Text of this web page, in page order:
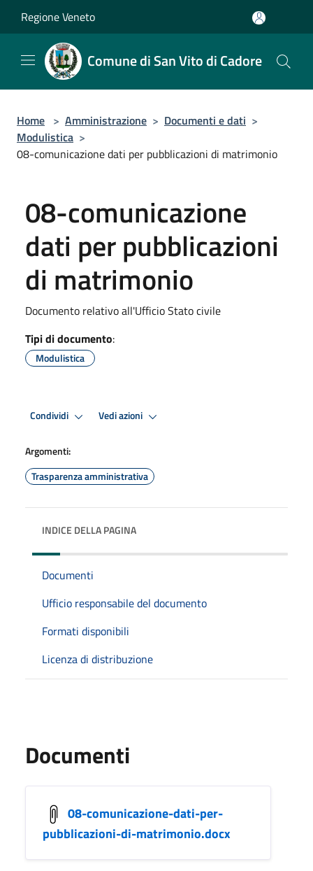
Regione Veneto
Comune di San Vito di Cadore
Home > Amministrazione > Documenti e dati >
Modulistica >
08-comunicazione dati per pubblicazioni di matrimonio
08-comunicazione
dati per pubblicazioni
di matrimonio
Documento relativo all'Ufficio Stato civile
Tipi di documento:
Modulistica
Condividi Vedi azioni
Argomenti:
Trasparenza amministrativa
INDICE DELLA PAGINA
Documenti
Ufficio responsabile del documento
Formati disponibili
Licenza di distribuzione
Documenti
08-comunicazione-dati-per-
pubblicazioni-di-matrimonio.docx